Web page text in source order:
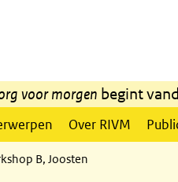
voor morgen begint
Over RIVM
B, Joosten